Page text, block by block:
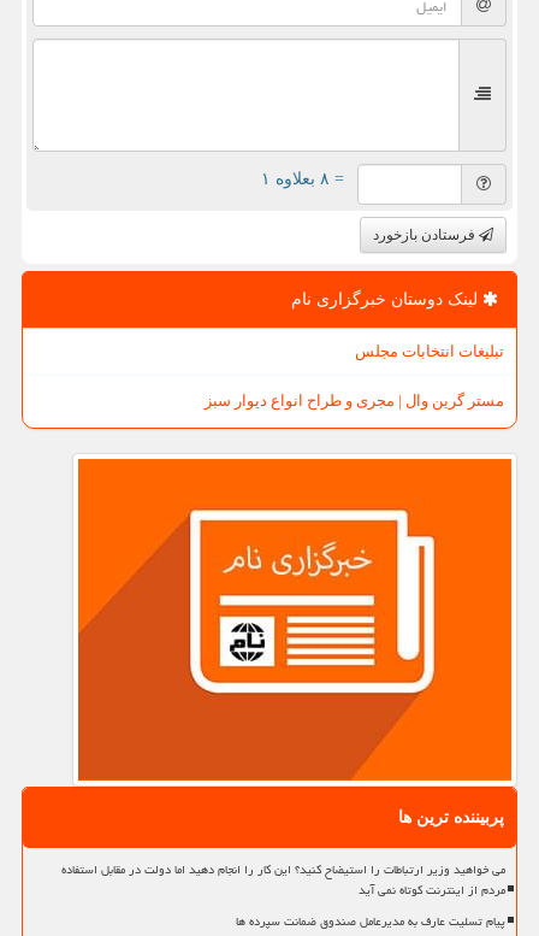
= ۸ بعلاوه ۱
فرستادن بازخورد
لینک دوستان خبرگزاری نام
تبلیغات انتخابات مجلس
مستر گرین وال | مجری و طراح انواع دیوار سبز
پربیننده ترین ها
می خواهید وزیر ارتباطات را استیضاح کنید؟ این کار را انجام دهید اما دولت در مقابل استفاده
مردم از اینترنت کوتاه نمی آید
پیام تسلیت عارف به مدیرعامل صندوق ضمانت سپرده ها